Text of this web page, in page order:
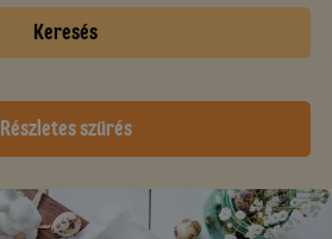
Keresés
Részletes szűrés